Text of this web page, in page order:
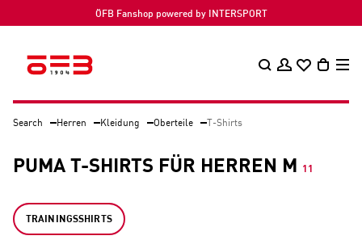
ÖFB Fanshop powered by INTERSPORT
Search Herren Kleidung Oberteile T-Shirts
PUMA T-SHIRTS FÜR HERREN M 11
TRAININGSSHIRTS